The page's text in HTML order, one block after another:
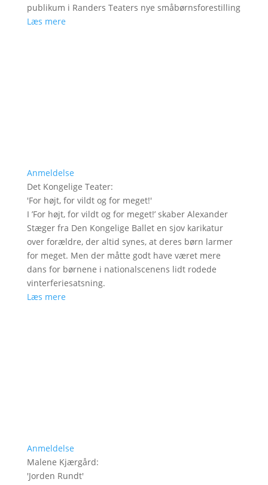
publikum i Randers Teaters nye småbørnsforestilling
Læs mere
Anmeldelse
Det Kongelige Teater:
'For højt, for vildt og for meget!'
I ’For højt, for vildt og for meget!’ skaber Alexander
Stæger fra Den Kongelige Ballet en sjov karikatur
over forældre, der altid synes, at deres børn larmer
for meget. Men der måtte godt have været mere
dans for børnene i nationalscenens lidt rodede
vinterferiesatsning.
Læs mere
Anmeldelse
Malene Kjærgård:
'Jorden Rundt'